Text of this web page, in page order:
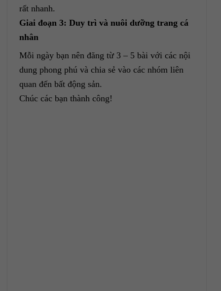
rất nhanh.
Giai đoạn 3: Duy trì và nuôi dưỡng trang cá
nhân
Mỗi ngày bạn nên đăng từ 3 – 5 bài với các nội
dung phong phú và chia sẻ vào các nhóm liên
quan đến bất động sản.
Chúc các bạn thành công!